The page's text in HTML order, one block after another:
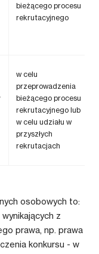
bieżącego procesu
rekrutacyjnego
w celu
przeprowadzenia
bieżącego procesu
rekrutacyjnego lub
w celu udziału w
przyszłych
rekrutacjach
osobowych to:
z
prawa, np. prawa
konkursu - w